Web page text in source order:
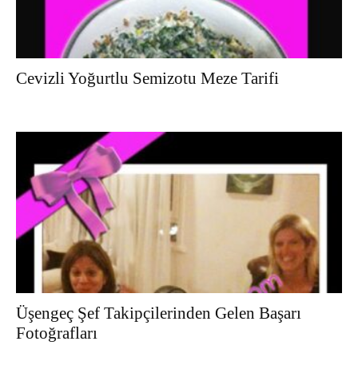
Cevizli Yoğurtlu Semizotu Meze Tarifi
Üşengeç Şef Takipçilerinden Gelen Başarı
Fotoğrafları